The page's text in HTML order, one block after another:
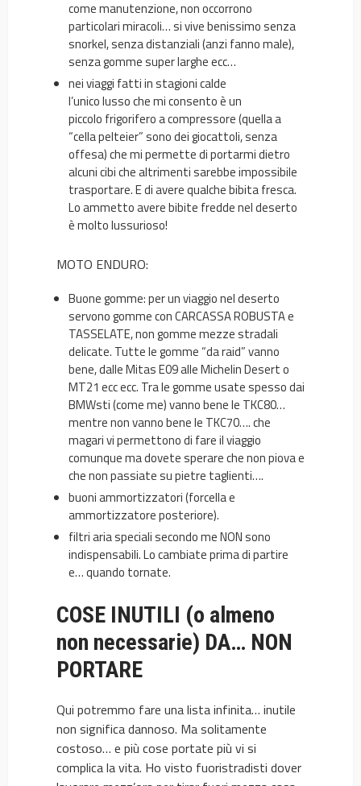
come manutenzione, non occorrono
particolari miracoli… si vive benissimo senza
snorkel, senza distanziali (anzi fanno male),
senza gomme super larghe ecc…
nei viaggi fatti in stagioni calde
l’unico lusso che mi consento è un
piccolo frigorifero a compressore (quella a
“cella pelteier” sono dei giocattoli, senza
offesa) che mi permette di portarmi dietro
alcuni cibi che altrimenti sarebbe impossibile
trasportare. E di avere qualche bibita fresca.
Lo ammetto avere bibite fredde nel deserto
è molto lussurioso!
MOTO ENDURO:
Buone gomme: per un viaggio nel deserto
servono gomme conCARCASSA ROBUSTA e
TASSELATE, non gomme mezze stradali
delicate. Tutte le gomme “da raid” vanno
bene, dalle Mitas E09 alle Michelin Desert o
MT21 ecc ecc. Tra le gomme usate spesso dai
BMWsti (come me) vanno bene le TKC80…
mentre non vanno bene le TKC70…. che
magari vi permettono di fare il viaggio
comunque ma dovete sperare che non piova e
che non passiate su pietre taglienti….
buoni ammortizzatori (forcella e
ammortizzatore posteriore).
filtri aria speciali secondo me NON sono
indispensabili. Lo cambiate prima di partire
e… quando tornate.
COSE INUTILI (o almeno
non necessarie) DA… NON
PORTARE
Qui potremmo fare una lista infinita… inutile
non significa dannoso. Ma solitamente
costoso… e più cose portate più vi si
complica la vita. Ho visto fuoristradisti dover